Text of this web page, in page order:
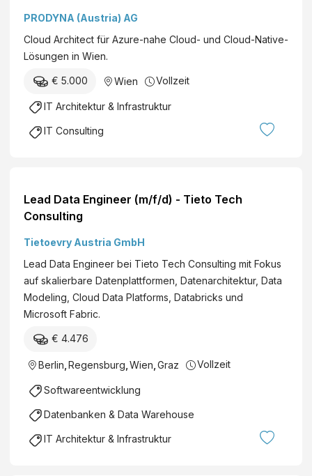
PRODYNA (Austria) AG
Cloud Architect für Azure-nahe Cloud- und Cloud-Native-
Lösungen in Wien.
€ 5.000 Wien Vollzeit
IT Architektur & Infrastruktur
IT Consulting
Lead Data Engineer (m/f/d) - Tieto Tech
Consulting
Tietoevry Austria GmbH
Lead Data Engineer bei Tieto Tech Consulting mit Fokus
auf skalierbare Datenplattformen, Datenarchitektur, Data
Modeling, Cloud Data Platforms, Databricks und
Microsoft Fabric.
€ 4.476
Berlin Regensburg Wien Graz Vollzeit
Softwareentwicklung
Datenbanken & Data Warehouse
IT Architektur & Infrastruktur